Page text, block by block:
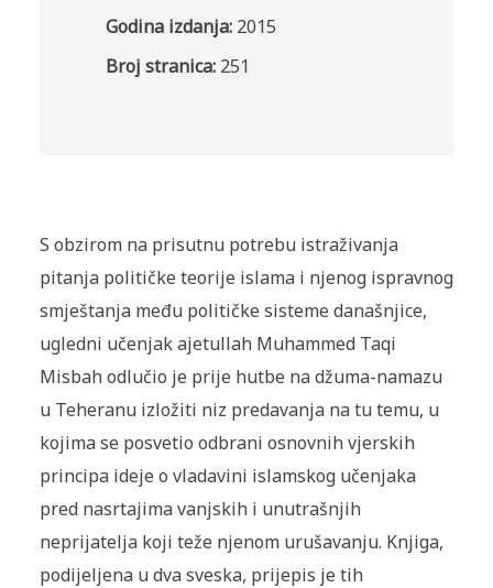
Godina izdanja: 2015
Broj stranica: 251
S obzirom na prisutnu potrebu istraživanja
pitanja političke teorije islama i njenog ispravnog
smještanja među političke sisteme današnjice,
ugledni učenjak ajetullah Muhammed Taqi
Misbah odlučio je prije hutbe na džuma-namazu
u Teheranu izložiti niz predavanja na tu temu, u
kojima se posvetio odbrani osnovnih vjerskih
principa ideje o vladavini islamskog učenjaka
pred nasrtajima vanjskih i unutrašnjih
neprijatelja koji teže njenom urušavanju. Knjiga,
podijeljena u dva sveska, prijepis je tih